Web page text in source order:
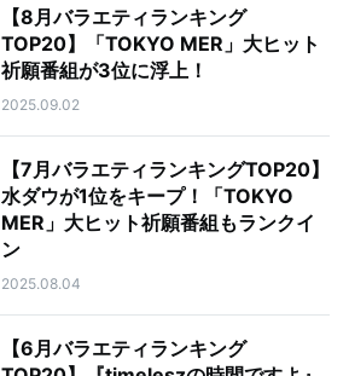
【8月バラエティランキング
TOP20】「TOKYO MER」大ヒット
祈願番組が3位に浮上！
2025.09.02
【7月バラエティランキングTOP20】
水ダウが1位をキープ！「TOKYO
MER」大ヒット祈願番組もランクイ
ン
2025.08.04
【6月バラエティランキング